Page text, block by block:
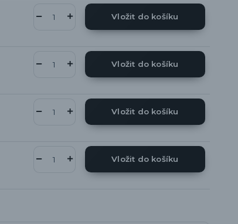
Vložit do košíku
Vložit do košíku
Vložit do košíku
Vložit do košíku